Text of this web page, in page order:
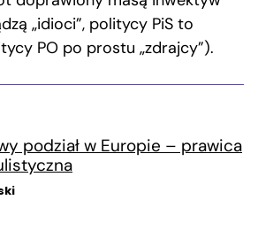
„idioci”, politycy PiS to
PO po prostu „zdrajcy”).
podział w Europie – prawica